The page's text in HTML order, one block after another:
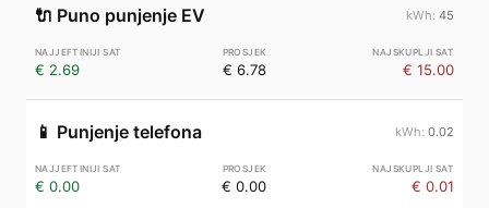
🔌 Puno punjenje EV 45
€ 2.69 € 6.78 € 15.00
📱 Punjenje telefona 0.02
€ 0.00 € 0.00 € 0.01